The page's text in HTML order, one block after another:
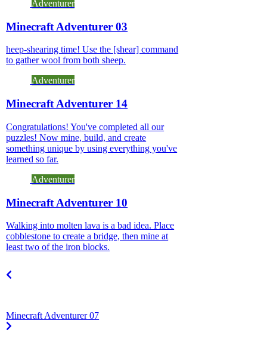
Adventurer
Minecraft Adventurer 03
heep-shearing time! Use the [shear] command
to gather wool from both sheep.
Adventurer
Minecraft Adventurer 14
Congratulations! You've completed all our
puzzles! Now mine, build, and create
something unique by using everything you've
learned so far.
Adventurer
Minecraft Adventurer 10
Walking into molten lava is a bad idea. Place
cobblestone to create a bridge, then mine at
least two of the iron blocks.
Minecraft Adventurer 07